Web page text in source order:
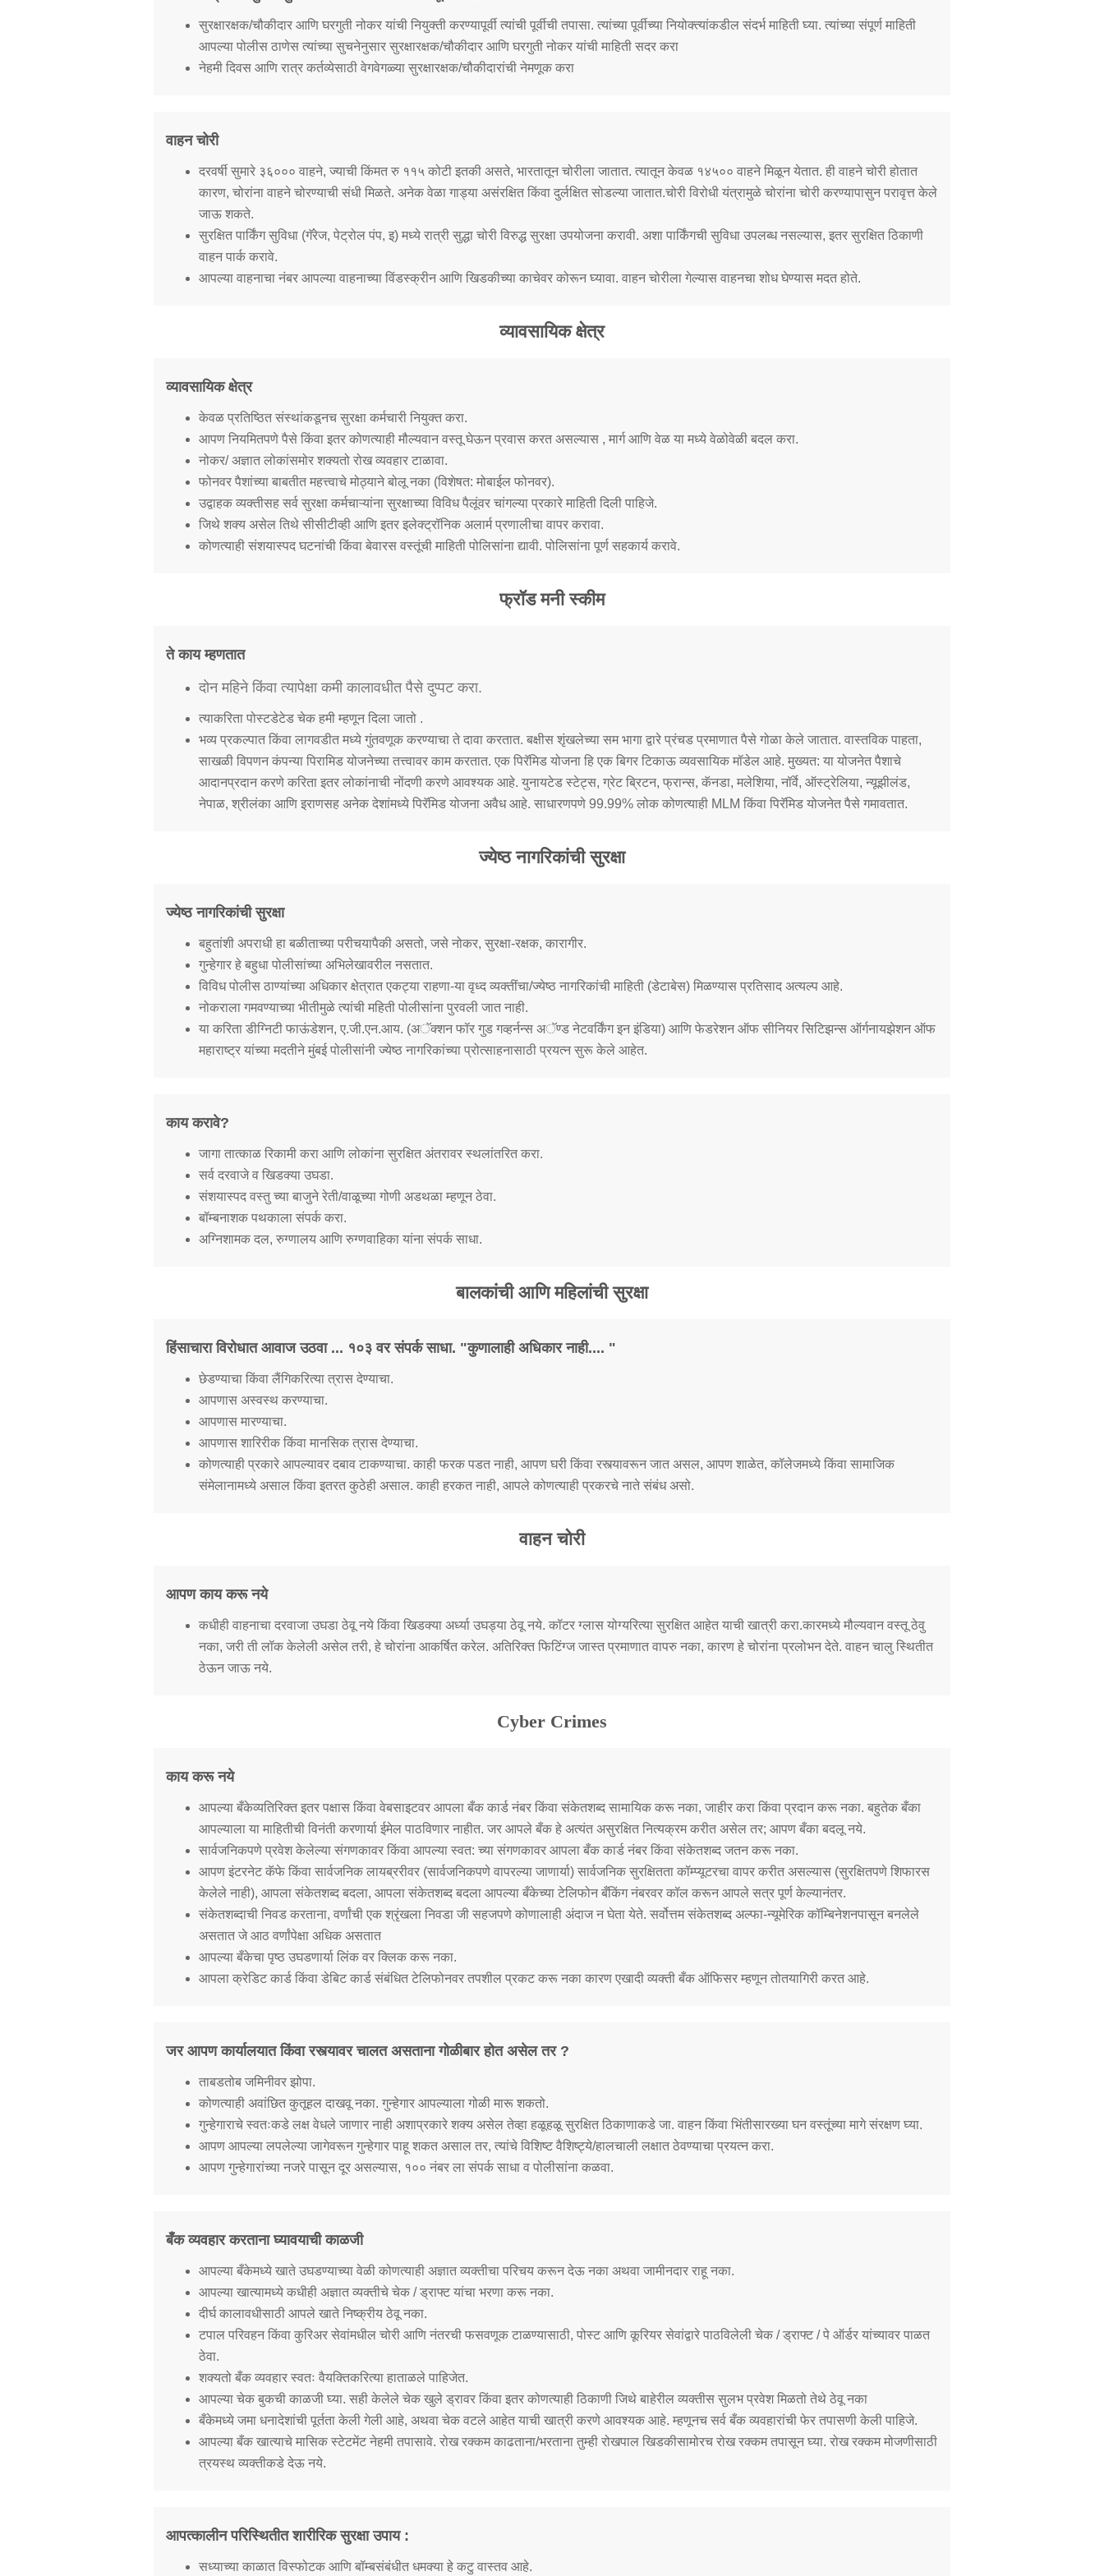
Tenant Information
Emergency Contacts
Feedback
सुरक्षारक्षक/चौकीदार आणि घरगुती नोकर यांची नियुक्ती करण्यापूर्वी त्यांची पूर्वीची तपासा. त्यांच्या पूर्वीच्या नियोक्त्यांकडील संदर्भ माहिती घ्या. त्यांच्या संपूर्ण माहिती
आपल्या पोलीस ठाणेस त्यांच्या सुचनेनुसार सुरक्षारक्षक/चौकीदार आणि घरगुती नोकर यांची माहिती सदर करा
नेहमी दिवस आणि रात्र कर्तव्येसाठी वेगवेगळ्या सुरक्षारक्षक/चौकीदारांची नेमणूक करा
वाहन चोरी
दरवर्षी सुमारे ३६००० वाहने, ज्याची किंमत रु ११५ कोटी इतकी असते, भारतातून चोरीला जातात. त्यातून केवळ १४५०० वाहने मिळून येतात. ही वाहने चोरी होतात
कारण, चोरांना वाहने चोरण्याची संधी मिळते. अनेक वेळा गाड्या असंरक्षित किंवा दुर्लक्षित सोडल्या जातात.चोरी विरोधी यंत्रामुळे चोरांना चोरी करण्यापासुन परावृत्त केले
जाऊ शकते.
सुरक्षित पार्किंग सुविधा (गॅरेज, पेट्रोल पंप, इ) मध्ये रात्री सुद्धा चोरी विरुद्ध सुरक्षा उपयोजना करावी. अशा पार्किंगची सुविधा उपलब्ध नसल्यास, इतर सुरक्षित ठिकाणी
वाहन पार्क करावे.
आपल्या वाहनाचा नंबर आपल्या वाहनाच्या विंडस्क्रीन आणि खिडकीच्या काचेवर कोरून घ्यावा. वाहन चोरीला गेल्यास वाहनचा शोध घेण्यास मदत होते.
व्यावसायिक क्षेत्र
व्यावसायिक क्षेत्र
केवळ प्रतिष्ठित संस्थांकडूनच सुरक्षा कर्मचारी नियुक्त करा.
आपण नियमितपणे पैसे किंवा इतर कोणत्याही मौल्यवान वस्तू घेऊन प्रवास करत असल्यास , मार्ग आणि वेळ या मध्ये वेळोवेळी बदल करा.
नोकर/ अज्ञात लोकांसमोर शक्यतो रोख व्यवहार टाळावा.
फोनवर पैशांच्या बाबतीत महत्त्वाचे मोठ्याने बोलू नका (विशेषत: मोबाईल फोनवर).
उद्वाहक व्यक्तीसह सर्व सुरक्षा कर्मचाऱ्यांना सुरक्षाच्या विविध पैलूंवर चांगल्या प्रकारे माहिती दिली पाहिजे.
जिथे शक्य असेल तिथे सीसीटीव्ही आणि इतर इलेक्ट्रॉनिक अलार्म प्रणालीचा वापर करावा.
कोणत्याही संशयास्पद घटनांची किंवा बेवारस वस्तूंची माहिती पोलिसांना द्यावी. पोलिसांना पूर्ण सहकार्य करावे.
फ्रॉड मनी स्कीम
ते काय म्हणतात
दोन महिने किंवा त्यापेक्षा कमी कालावधीत पैसे दुप्पट करा.
त्याकरिता पोस्टडेटेड चेक हमी म्हणून दिला जातो .
भव्य प्रकल्पात किंवा लागवडीत मध्ये गुंतवणूक करण्याचा ते दावा करतात. बक्षीस शृंखलेच्या सम भागा द्वारे प्रंचड प्रमाणात पैसे गोळा केले जातात. वास्तविक पाहता,
साखळी विपणन कंपन्या पिरामिड योजनेच्या तत्त्वावर काम करतात. एक पिरॅमिड योजना हि एक बिगर टिकाऊ व्यवसायिक मॉडेल आहे. मुख्यत: या योजनेत पैशाचे
आदानप्रदान करणे करिता इतर लोकांनाची नोंदणी करणे आवश्यक आहे. युनायटेड स्टेट्स, ग्रेट ब्रिटन, फ्रान्स, कॅनडा, मलेशिया, नॉर्वे, ऑस्ट्रेलिया, न्यूझीलंड,
नेपाळ, श्रीलंका आणि इराणसह अनेक देशांमध्ये पिरॅमिड योजना अवैध आहे. साधारणपणे 99.99% लोक कोणत्याही MLM किंवा पिरॅमिड योजनेत पैसे गमावतात.
ज्येष्ठ नागरिकांची सुरक्षा
ज्येष्ठ नागरिकांची सुरक्षा
बहुतांशी अपराधी हा बळीताच्या परीचयापैकी असतो, जसे नोकर, सुरक्षा-रक्षक, कारागीर.
गुन्हेगार हे बहुधा पोलीसांच्या अभिलेखावरील नसतात.
विविध पोलीस ठाण्यांच्या अधिकार क्षेत्रात एकट्या राहणा-या वृध्द व्यक्तींचा/ज्येष्ठ नागरिकांची माहिती (डेटाबेस) मिळण्यास प्रतिसाद अत्यल्प आहे.
नोकराला गमवण्याच्या भीतीमुळे त्यांची महिती पोलीसांना पुरवली जात नाही.
या करिता डीग्निटी फाऊंडेशन, ए.जी.एन.आय. (अॅक्शन फॉर गुड गव्हर्नन्स अॅण्ड नेटवर्किंग इन इंडिया) आणि फेडरेशन ऑफ सीनियर सिटिझन्स ऑर्गनायझेशन ऑफ
महाराष्ट्र यांच्या मदतीने मुंबई पोलीसांनी ज्येष्ठ नागरिकांच्या प्रोत्साहनासाठी प्रयत्न सुरू केले आहेत.
काय करावे?
जागा तात्काळ रिकामी करा आणि लोकांना सुरक्षित अंतरावर स्थलांतरित करा.
सर्व दरवाजे व खिडक्या उघडा.
संशयास्पद वस्तु च्या बाजुने रेती/वाळूच्या गोणी अडथळा म्हणून ठेवा.
बॉम्बनाशक पथकाला संपर्क करा.
अग्निशामक दल, रुग्णालय आणि रुग्णवाहिका यांना संपर्क साधा.
बालकांची आणि महिलांची सुरक्षा
हिंसाचारा विरोधात आवाज उठवा ... १०३ वर संपर्क साधा. "कुणालाही अधिकार नाही.... "
छेडण्याचा किंवा लैंगिकरित्या त्रास देण्याचा.
आपणास अस्वस्थ करण्याचा.
आपणास मारण्याचा.
आपणास शारिरीक किंवा मानसिक त्रास देण्याचा.
कोणत्याही प्रकारे आपल्यावर दबाव टाकण्याचा. काही फरक पडत नाही, आपण घरी किंवा रस्त्यावरून जात असल, आपण शाळेत, कॉलेजमध्ये किंवा सामाजिक
संमेलानामध्ये असाल किंवा इतरत कुठेही असाल. काही हरकत नाही, आपले कोणत्याही प्रकरचे नाते संबंध असो.
वाहन चोरी
आपण काय करू नये
कधीही वाहनाचा दरवाजा उघडा ठेवू नये किंवा खिडक्या अर्ध्या उघड्या ठेवू नये. कॉटर ग्लास योग्यरित्या सुरक्षित आहेत याची खात्री करा.कारमध्ये मौल्यवान वस्तू ठेवु
नका, जरी ती लॉक केलेली असेल तरी, हे चोरांना आकर्षित करेल. अतिरिक्त फिटिंग्ज जास्त प्रमाणात वापरु नका, कारण हे चोरांना प्रलोभन देते. वाहन चालु स्थितीत
ठेऊन जाऊ नये.
Cyber Crimes
काय करू नये
आपल्या बँकेव्यतिरिक्त इतर पक्षास किंवा वेबसाइटवर आपला बँक कार्ड नंबर किंवा संकेतशब्द सामायिक करू नका, जाहीर करा किंवा प्रदान करू नका. बहुतेक बँका
आपल्याला या माहितीची विनंती करणार्या ईमेल पाठविणार नाहीत. जर आपले बँक हे अत्यंत असुरक्षित नित्यक्रम करीत असेल तर; आपण बँका बदलू नये.
सार्वजनिकपणे प्रवेश केलेल्या संगणकावर किंवा आपल्या स्वत: च्या संगणकावर आपला बँक कार्ड नंबर किंवा संकेतशब्द जतन करू नका.
आपण इंटरनेट कॅफे किंवा सार्वजनिक लायब्ररीवर (सार्वजनिकपणे वापरल्या जाणार्या) सार्वजनिक सुरक्षितता कॉम्प्यूटरचा वापर करीत असल्यास (सुरक्षितपणे शिफारस
केलेले नाही), आपला संकेतशब्द बदला, आपला संकेतशब्द बदला आपल्या बँकेच्या टेलिफोन बँकिंग नंबरवर कॉल करून आपले सत्र पूर्ण केल्यानंतर.
संकेतशब्दाची निवड करताना, वर्णांची एक श्रृंखला निवडा जी सहजपणे कोणालाही अंदाज न घेता येते. सर्वोत्तम संकेतशब्द अल्फा-न्यूमेरिक कॉम्बिनेशनपासून बनलेले
असतात जे आठ वर्णांपेक्षा अधिक असतात
आपल्या बँकेचा पृष्ठ उघडणार्या लिंक वर क्लिक करू नका.
आपला क्रेडिट कार्ड किंवा डेबिट कार्ड संबंधित टेलिफोनवर तपशील प्रकट करू नका कारण एखादी व्यक्ती बँक ऑफिसर म्हणून तोतयागिरी करत आहे.
जर आपण कार्यालयात किंवा रस्त्यावर चालत असताना गोळीबार होत असेल तर ?
ताबडतोब जमिनीवर झोपा.
कोणत्याही अवांछित कुतूहल दाखवू नका. गुन्हेगार आपल्याला गोळी मारू शकतो.
गुन्हेगाराचे स्वतःकडे लक्ष वेधले जाणार नाही अशाप्रकारे शक्य असेल तेव्हा हळूहळू सुरक्षित ठिकाणाकडे जा. वाहन किंवा भिंतीसारख्या घन वस्तूंच्या मागे संरक्षण घ्या.
आपण आपल्या लपलेल्या जागेवरून गुन्हेगार पाहू शकत असाल तर, त्यांचे विशिष्ट वैशिष्ट्ये/हालचाली लक्षात ठेवण्याचा प्रयत्न करा.
आपण गुन्हेगारांच्या नजरे पासून दूर असल्यास, १०० नंबर ला संपर्क साधा व पोलीसांना कळवा.
बँक व्यवहार करताना घ्यावयाची काळजी
आपल्या बँकेमध्ये खाते उघडण्याच्या वेळी कोणत्याही अज्ञात व्यक्तीचा परिचय करून देऊ नका अथवा जामीनदार राहू नका.
आपल्या खात्यामध्ये कधीही अज्ञात व्यक्तीचे चेक / ड्राफ्ट यांचा भरणा करू नका.
दीर्घ कालावधीसाठी आपले खाते निष्क्रीय ठेवू नका.
टपाल परिवहन किंवा कुरिअर सेवांमधील चोरी आणि नंतरची फसवणूक टाळण्यासाठी, पोस्ट आणि कूरियर सेवांद्वारे पाठविलेली चेक / ड्राफ्ट / पे ऑर्डर यांच्यावर पाळत
ठेवा.
शक्यतो बँक व्यवहार स्वतः वैयक्तिकरित्या हाताळले पाहिजेत.
आपल्या चेक बुकची काळजी घ्या. सही केलेले चेक खुले ड्रावर किंवा इतर कोणत्याही ठिकाणी जिथे बाहेरील व्यक्तीस सुलभ प्रवेश मिळतो तेथे ठेवू नका
बँकेमध्ये जमा धनादेशांची पूर्तता केली गेली आहे, अथवा चेक वटले आहेत याची खात्री करणे आवश्यक आहे. म्हणूनच सर्व बँक व्यवहारांची फेर तपासणी केली पाहिजे.
आपल्या बँक खात्याचे मासिक स्टेटमेंट नेहमी तपासावे. रोख रक्कम काढताना/भरताना तुम्ही रोखपाल खिडकीसामोरच रोख रक्कम तपासून घ्या. रोख रक्कम मोजणीसाठी
त्रयस्थ व्यक्तीकडे देऊ नये.
आपत्कालीन परिस्थितीत शारीरिक सुरक्षा उपाय :
सध्याच्या काळात विस्फोटक आणि बॉम्बसंबंधीत धमक्या हे कटु वास्तव आहे.